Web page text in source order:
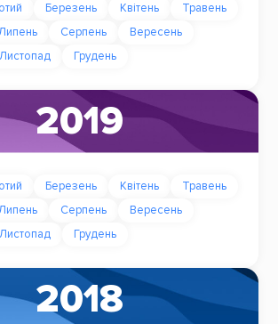
Березень Квітень
Травень
Серпень
Вересень
Листопад Грудень
2019
Березень Квітень
Травень
Серпень
Вересень
Листопад Грудень
2018